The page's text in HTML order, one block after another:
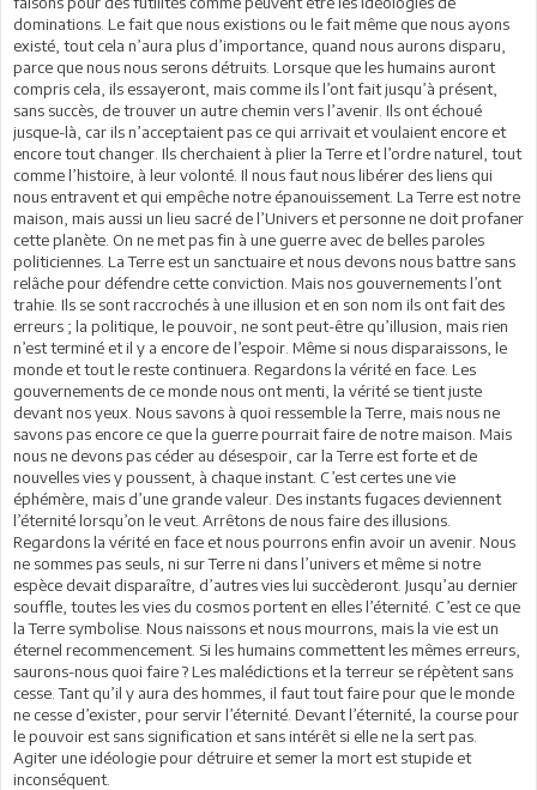
dominations. Le fait que nous existions ou le fait même que nous ayons
existé, tout cela n’aura plus d’importance, quand nous aurons disparu,
parce que nous nous serons détruits. Lorsque que les humains auront
compris cela, ils essayeront, mais comme ils l’ont fait jusqu’à présent,
sans succès, de trouver un autre chemin vers l’avenir. Ils ont échoué
jusque-là, car ils n’acceptaient pas ce qui arrivait et voulaient encore et
encore tout changer. Ils cherchaient à plier la Terre et l’ordre naturel, tout
comme l’histoire, à leur volonté. Il nous faut nous libérer des liens qui
nous entravent et qui empêche notre épanouissement. La Terre est notre
maison, mais aussi un lieu sacré de l’Univers et personne ne doit profaner
cette planète. On ne met pas fin à une guerre avec de belles paroles
politiciennes. La Terre est un sanctuaire et nous devons nous battre sans
relâche pour défendre cette conviction. Mais nos gouvernements l’ont
trahie. Ils se sont raccrochés à une illusion et en son nom ils ont fait des
erreurs ; la politique, le pouvoir, ne sont peut-être qu’illusion, mais rien
n’est terminé et il y a encore de l’espoir. Même si nous disparaissons, le
monde et tout le reste continuera. Regardons la vérité en face. Les
gouvernements de ce monde nous ont menti, la vérité se tient juste
devant nos yeux. Nous savons à quoi ressemble la Terre, mais nous ne
savons pas encore ce que la guerre pourrait faire de notre maison. Mais
nous ne devons pas céder au désespoir, car la Terre est forte et de
nouvelles vies y poussent, à chaque instant. C’est certes une vie
éphémère, mais d’une grande valeur. Des instants fugaces deviennent
l’éternité lorsqu’on le veut. Arrêtons de nous faire des illusions.
Regardons la vérité en face et nous pourrons enfin avoir un avenir. Nous
ne sommes pas seuls, ni sur Terre ni dans l’univers et même si notre
espèce devait disparaître, d’autres vies lui succèderont. Jusqu’au dernier
souffle, toutes les vies du cosmos portent en elles l’éternité. C’est ce que
la Terre symbolise. Nous naissons et nous mourrons, mais la vie est un
éternel recommencement. Si les humains commettent les mêmes erreurs,
saurons-nous quoi faire ? Les malédictions et la terreur se répètent sans
cesse. Tant qu’il y aura des hommes, il faut tout faire pour que le monde
ne cesse d’exister, pour servir l’éternité. Devant l’éternité, la course pour
le pouvoir est sans signification et sans intérêt si elle ne la sert pas.
Agiter une idéologie pour détruire et semer la mort est stupide et
inconséquent.